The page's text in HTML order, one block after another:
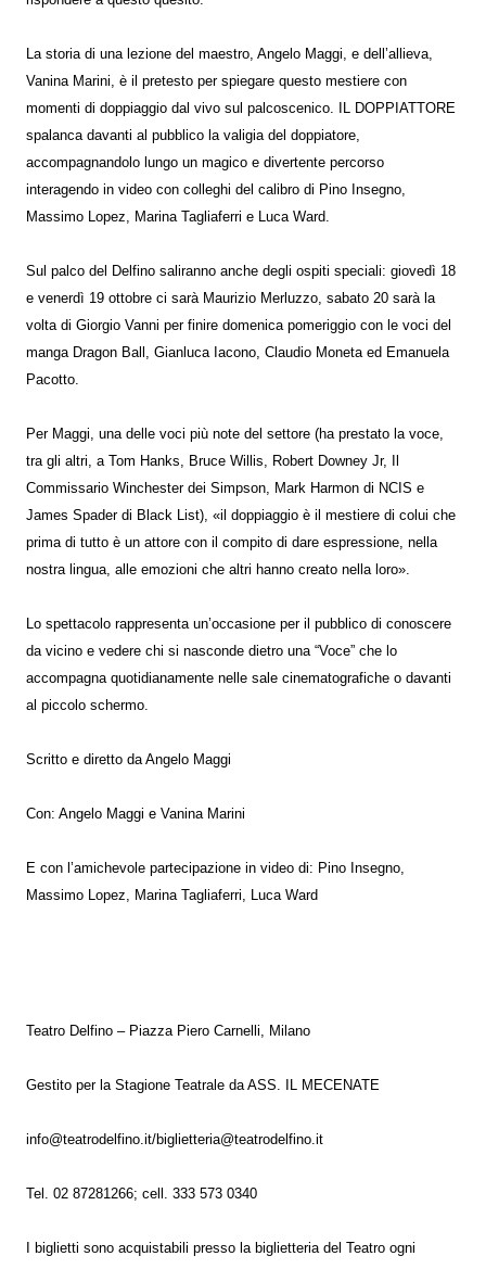
La storia di una lezione del maestro, Angelo Maggi, e dell’allieva,
Vanina Marini, è il pretesto per spiegare questo mestiere con
momenti di doppiaggio dal vivo sul palcoscenico. IL DOPPIATTORE
spalanca davanti al pubblico la valigia del doppiatore,
accompagnandolo lungo un magico e divertente percorso
interagendo in video con colleghi del calibro di Pino Insegno,
Massimo Lopez, Marina Tagliaferri e Luca Ward.
Sul palco del Delfino saliranno anche degli ospiti speciali: giovedì 18
e venerdì 19 ottobre ci sarà Maurizio Merluzzo, sabato 20 sarà la
volta di Giorgio Vanni per finire domenica pomeriggio con le voci del
manga Dragon Ball, Gianluca Iacono, Claudio Moneta ed Emanuela
Pacotto.
Per Maggi, una delle voci più note del settore (ha prestato la voce,
tra gli altri, a Tom Hanks, Bruce Willis, Robert Downey Jr, Il
Commissario Winchester dei Simpson, Mark Harmon di NCIS e
James Spader di Black List), «il doppiaggio è il mestiere di colui che
prima di tutto è un attore con il compito di dare espressione, nella
nostra lingua, alle emozioni che altri hanno creato nella loro».
Lo spettacolo rappresenta un’occasione per il pubblico di conoscere
da vicino e vedere chi si nasconde dietro una “Voce” che lo
accompagna quotidianamente nelle sale cinematografiche o davanti
al piccolo schermo.
Scritto e diretto da Angelo Maggi
Con: Angelo Maggi e Vanina Marini
E con l’amichevole partecipazione in video di: Pino Insegno,
Massimo Lopez, Marina Tagliaferri, Luca Ward
Teatro Delfino – Piazza Piero Carnelli, Milano
Gestito per la Stagione Teatrale da ASS. IL MECENATE
info@teatrodelfino.it/biglietteria@teatrodelfino.it
Tel. 02 87281266; cell. 333 573 0340
I biglietti sono acquistabili presso la biglietteria del Teatro ogni